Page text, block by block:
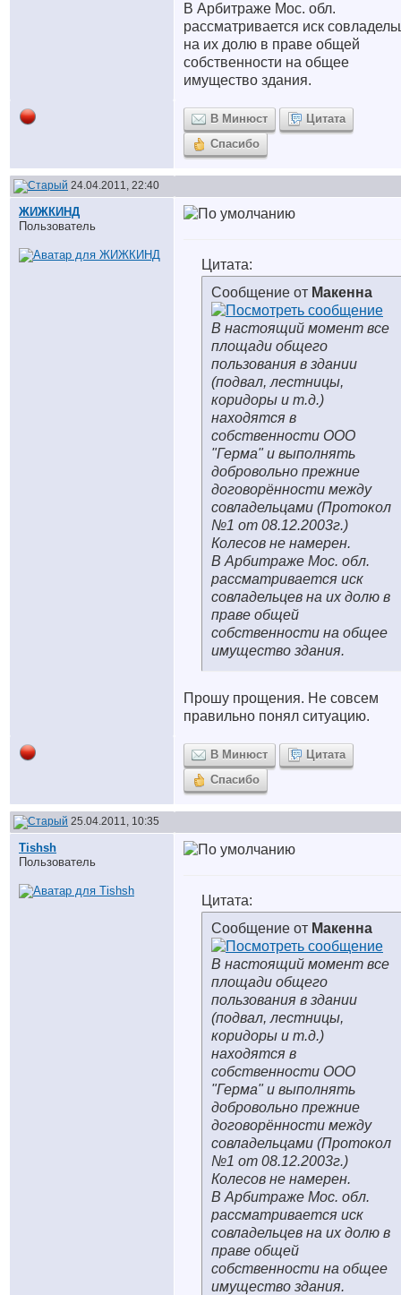
В Арбитраже Мос. обл.
рассматривается иск
на их долю в праве общей
собственности на общее
имущество здания.
В Минюст
Цитата
Спасибо
24.04.2011, 22:40
ЖИЖКИНД
Пользователь
Цитата:
Сообщение от Макенна
В настоящий момент все
площади общего
пользования в здании
(подвал, лестницы,
коридоры и т.д.)
находятся в
собственности ООО
"Герма" и выполнять
добровольно прежние
договорённости между
совладельцами (Протокол
№1 от 08.12.2003г.)
Колесов не намерен.
В Арбитраже Мос. обл.
рассматривается иск
совладельцев на их долю в
праве общей
собственности на общее
имущество здания.
Прошу прощения. Не совсем
правильно понял ситуацию.
В Минюст
Цитата
Спасибо
25.04.2011, 10:35
Tishsh
Пользователь
Цитата:
Сообщение от Макенна
В настоящий момент все
площади общего
пользования в здании
(подвал, лестницы,
коридоры и т.д.)
находятся в
собственности ООО
"Герма" и выполнять
добровольно прежние
договорённости между
совладельцами (Протокол
№1 от 08.12.2003г.)
Колесов не намерен.
В Арбитраже Мос. обл.
рассматривается иск
совладельцев на их долю в
праве общей
собственности на общее
имущество здания.